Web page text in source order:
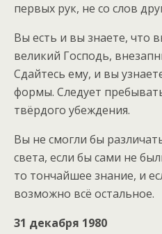
первых рук, не со слов
Вы есть и вы знаете, что
великий Господь,
Сдайтесь ему, и вы
формы. Следует
твёрдого убеждения.
Вы не смогли бы
света, если бы сами не
то тончайшее знание, и
возможно всё остальное.
31 декабря 1980